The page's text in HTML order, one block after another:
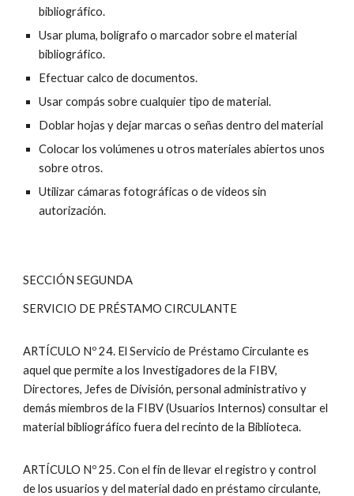
bibliográfico.
Usar pluma, bolígrafo o marcador sobre el material
bibliográfico.
Efectuar calco de documentos.
Usar compás sobre cualquier tipo de material.
Doblar hojas y dejar marcas o señas dentro del material
Colocar los volúmenes u otros materiales abiertos unos
sobre otros.
Utilizar cámaras fotográficas o de videos sin
autorización.
SECCIÓN SEGUNDA
SERVICIO DE PRÉSTAMO CIRCULANTE
ARTÍCULO Nº 24. El Servicio de Préstamo Circulante es
aquel que permite a los Investigadores de la FIBV,
Directores, Jefes de División, personal administrativo y
demás miembros de la FIBV (Usuarios Internos) consultar el
material bibliográfico fuera del recinto de la Biblioteca.
ARTÍCULO Nº 25. Con el fin de llevar el registro y control
de los usuarios y del material dado en préstamo circulante,